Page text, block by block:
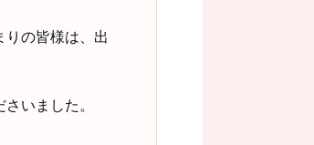
りの皆様は、出
いました。